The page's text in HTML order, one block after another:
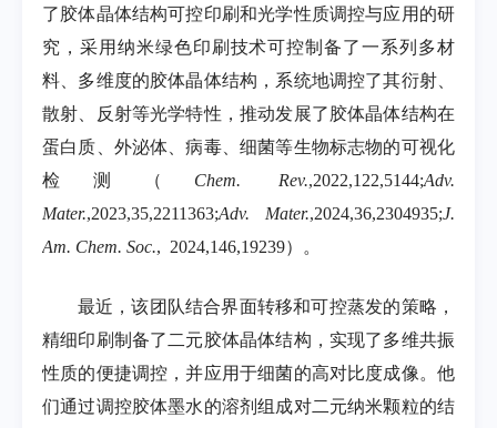
了胶体晶体结构可控印刷和光学性质调控与应用的研
究，采用纳米绿色印刷技术可控制备了一系列多材
料、多维度的胶体晶体结构，系统地调控了其衍射、
散射、反射等光学特性，推动发展了胶体晶体结构在
蛋白质、外泌体、病毒、细菌等生物标志物的可视化
检测（ Chem. Rev.,2022,122,5144;Adv.
Mater.,2023,35,2211363;Adv. Mater.,2024,36,2304935;J.
Am. Chem. Soc., 2024,146,19239）。
最近，该团队结合界面转移和可控蒸发的策略，
精细印刷制备了二元胶体晶体结构，实现了多维共振
性质的便捷调控，并应用于细菌的高对比度成像。他
们通过调控胶体墨水的溶剂组成对二元纳米颗粒的结